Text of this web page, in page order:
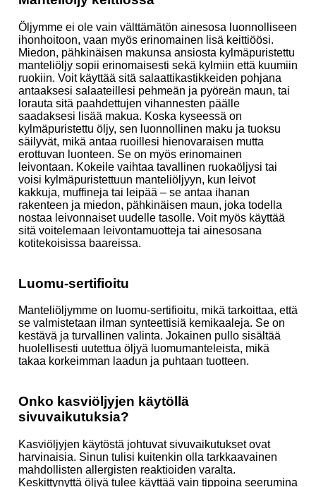
Öljymme ei ole vain välttämätön ainesosa luonnolliseen
ihonhoitoon, vaan myös erinomainen lisä keittiöösi.
Miedon, pähkinäisen makunsa ansiosta kylmäpuristettu
manteliöljy sopii erinomaisesti sekä kylmiin että kuumiin
ruokiin. Voit käyttää sitä salaattikastikkeiden pohjana
antaaksesi salaateillesi pehmeän ja pyöreän maun, tai
lorauta sitä paahdettujen vihannesten päälle
saadaksesi lisää makua. Koska kyseessä on
kylmäpuristettu öljy, sen luonnollinen maku ja tuoksu
säilyvät, mikä antaa ruoillesi hienovaraisen mutta
erottuvan luonteen. Se on myös erinomainen
leivontaan. Kokeile vaihtaa tavallinen ruokaöljysi tai
voisi kylmäpuristettuun manteliöljyyn, kun leivot
kakkuja, muffineja tai leipää – se antaa ihanan
rakenteen ja miedon, pähkinäisen maun, joka todella
nostaa leivonnaiset uudelle tasolle. Voit myös käyttää
sitä voitelemaan leivontamuotteja tai ainesosana
kotitekoisissa baareissa.
Luomu-sertifioitu
Manteliöljymme on luomu-sertifioitu, mikä tarkoittaa, että
se valmistetaan ilman synteettisiä kemikaaleja. Se on
kestävä ja turvallinen valinta. Jokainen pullo sisältää
huolellisesti uutettua öljyä luomumanteleista, mikä
takaa korkeimman laadun ja puhtaan tuotteen.
Onko kasviöljyjen käytöllä
sivuvaikutuksia?
Kasviöljyjen käytöstä johtuvat sivuvaikutukset ovat
harvinaisia. Sinun tulisi kuitenkin olla tarkkaavainen
mahdollisten allergisten reaktioiden varalta.
Keskittynyttä öljyä tulee käyttää vain tippoina seerumina